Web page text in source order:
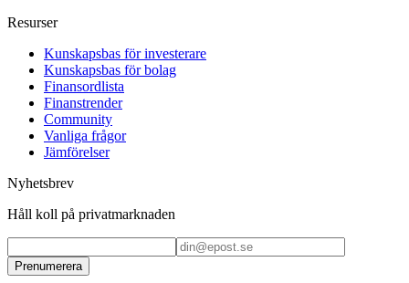
Resurser
Kunskapsbas för investerare
Kunskapsbas för bolag
Finansordlista
Finanstrender
Community
Vanliga frågor
Jämförelser
Nyhetsbrev
Håll koll på privatmarknaden
Prenumerera